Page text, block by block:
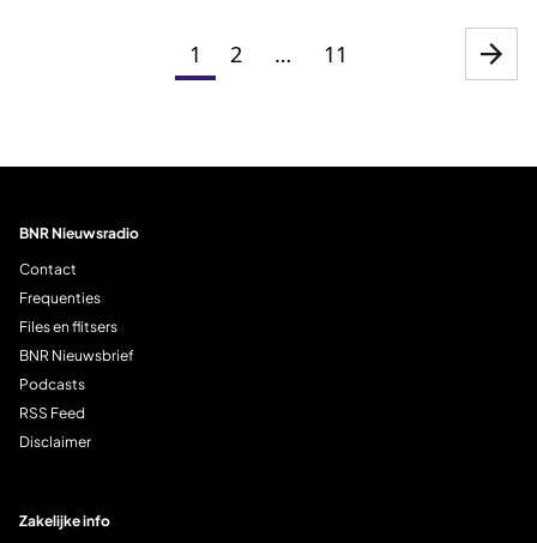
PagineringPagina
1 Pagina
2 … Pagina
11
BNR Nieuwsradio
Contact
Frequenties
Files en flitsers
BNR Nieuwsbrief
Podcasts
RSS Feed
Disclaimer
Zakelijke info